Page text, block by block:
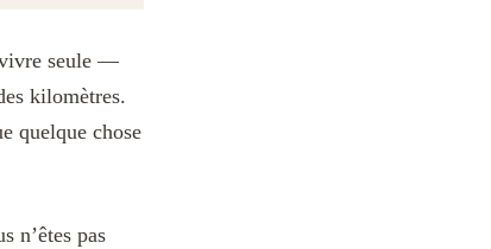
vivre seule —
kilomètres.
quelque chose
n’êtes pas